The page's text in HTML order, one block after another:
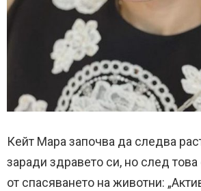
Кейт Мара започва да следва
заради здравето си, но след това
от спасяването на животни: